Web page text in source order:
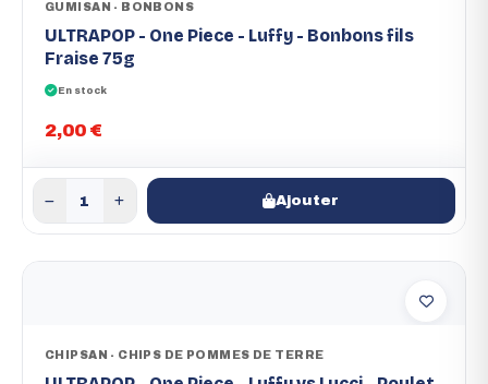
GUMISAN - BONBONS
ULTRAPOP - One Piece - Luffy - Bonbons fils
Fraise 75g
En stock
2,00 €
Ajouter
CHIPSAN - CHIPS DE POMMES DE TERRE